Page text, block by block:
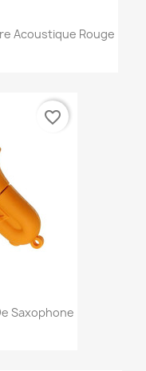
Acoustique Rouge
Saxophone
favorite_border